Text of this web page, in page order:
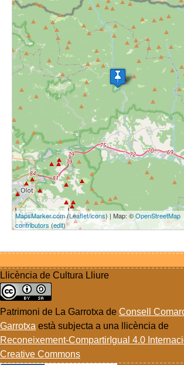
5 km
3 mi
MapsMarker.com(Leaflet/icons) | Map: ©OpenStreetMap
contributors (edit)
Llicència de Cultura Lliure
Patrimoni de La Garrotxa de Consell
Garrotxa està subjecta a una llicència de
Reconeixement-CompartirIgual 4.0
Creative Commons